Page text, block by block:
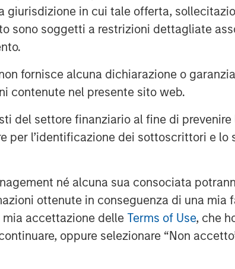
giurisdizione in cui tale offerta,
soggetti a restrizioni dettagliate
fornisce alcuna dichiarazione o
contenute nel presente sito web.
del settore finanziario al fine di prevenire
per l’identificazione dei sottoscrittori e
né alcuna sua consociata
ottenute in conseguenza di una mia
accettazione delle Terms of Use, che
oppure selezionare “Non
wide
factors
stock-
ARTICOLO
"Hedging"